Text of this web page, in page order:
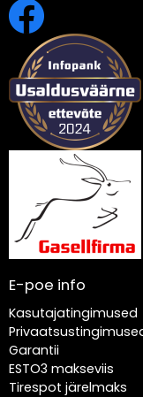
E-poe info
Kasutajatingimused
Garantii
ESTO3 makseviis
Tirespot järelmaks